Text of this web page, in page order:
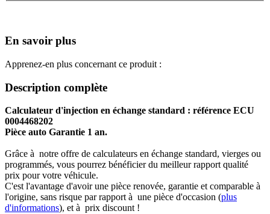
En savoir plus
Apprenez-en plus concernant ce produit :
Description complète
Calculateur d'injection en échange standard : référence ECU
0004468202
Pièce auto Garantie 1 an.
Grâce à notre offre de calculateurs en échange standard, vierges ou
programmés, vous pourrez bénéficier du meilleur rapport qualité
prix pour votre véhicule.
C'est l'avantage d'avoir une pièce renovée, garantie et comparable à
l'origine, sans risque par rapport à une pièce d'occasion (plus
d'informations), et à prix discount !